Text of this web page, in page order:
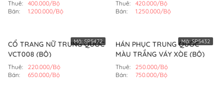
Thuê:
400.000/Bộ
Bán:
1.200.000/Bộ
Thuê:
420.000/Bộ
Bán:
1.250.000/Bộ
CỔ TRANG NỮ TRUNG QUỐC
VCT008 (BỘ)
Thuê:
220.000/Bộ
Bán:
650.000/Bộ
Mã: SP5472
HÁN PHỤC TRUNG QUỐC
MÀU TRẮNG VÁY XÒE (BỘ)
Thuê:
250.000/Bộ
Bán:
750.000/Bộ
Mã:SP5432